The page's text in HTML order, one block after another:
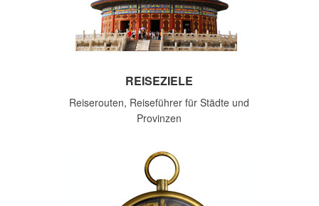
REISEZIELE
Reiserouten, Reiseführer für Städte und
Provinzen